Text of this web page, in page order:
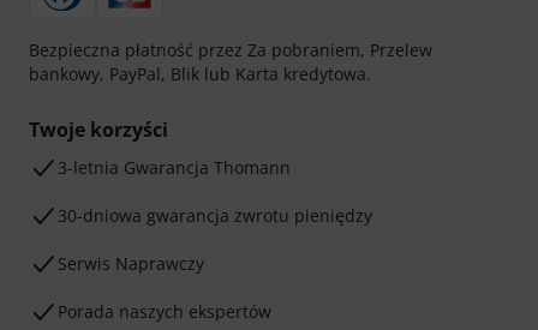
Bezpieczna płatność przez Za pobraniem, Przelew
bankowy, PayPal, Blik lub Karta kredytowa.
Twoje korzyści
3-letnia Gwarancja Thomann
30-dniowa gwarancja zwrotu pieniędzy
Serwis Naprawczy
Porada naszych ekspertów